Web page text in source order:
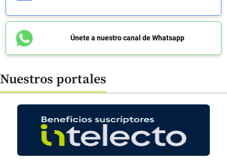
Únete a nuestro canal de Whatsapp
Nuestros portales